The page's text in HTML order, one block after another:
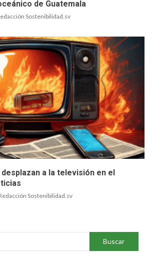
de Guatemala
Sostenibilidad.sv
a la televisión en el
Sostenibilidad.sv